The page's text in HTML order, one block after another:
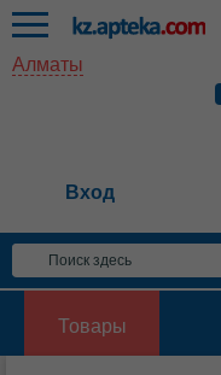
Алматы
Вход
Товары